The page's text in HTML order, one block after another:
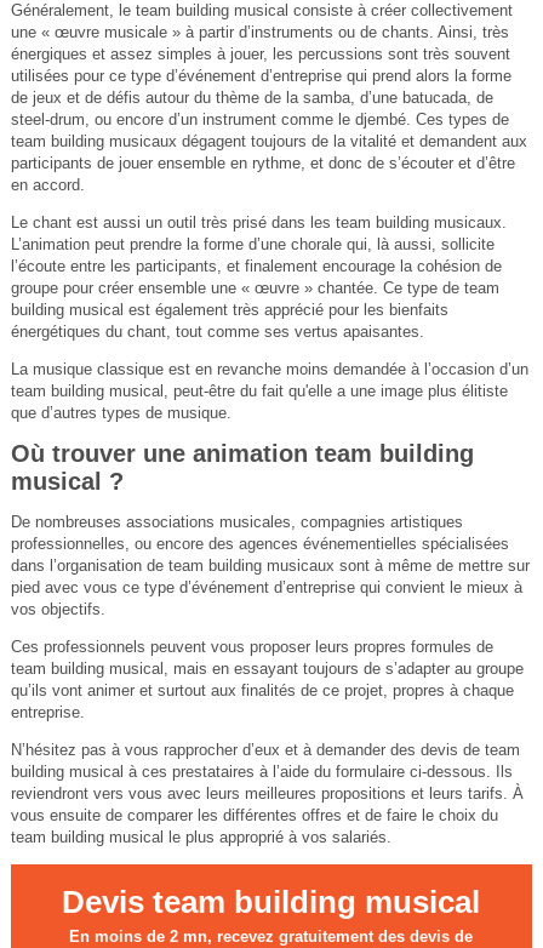
Généralement, le team building musical consiste à créer collectivement
une « œuvre musicale » à partir d’instruments ou de chants. Ainsi, très
énergiques et assez simples à jouer, les percussions sont très souvent
utilisées pour ce type d’événement d’entreprise qui prend alors la forme
de jeux et de défis autour du thème de la samba, d’une batucada, de
steel-drum, ou encore d’un instrument comme le djembé. Ces types de
team building musicaux dégagent toujours de la vitalité et demandent aux
participants de jouer ensemble en rythme, et donc de s’écouter et d’être
en accord.
Le chant est aussi un outil très prisé dans les team building musicaux.
L’animation peut prendre la forme d’une chorale qui, là aussi, sollicite
l’écoute entre les participants, et finalement encourage la cohésion de
groupe pour créer ensemble une « œuvre » chantée. Ce type de team
building musical est également très apprécié pour les bienfaits
énergétiques du chant, tout comme ses vertus apaisantes.
La musique classique est en revanche moins demandée à l’occasion d’un
team building musical, peut-être du fait qu'elle a une image plus élitiste
que d’autres types de musique.
Où trouver une animation team building
musical ?
De nombreuses associations musicales, compagnies artistiques
professionnelles, ou encore des agences événementielles spécialisées
dans l’organisation de team building musicaux sont à même de mettre sur
pied avec vous ce type d’événement d’entreprise qui convient le mieux à
vos objectifs.
Ces professionnels peuvent vous proposer leurs propres formules de
team building musical, mais en essayant toujours de s’adapter au groupe
qu’ils vont animer et surtout aux finalités de ce projet, propres à chaque
entreprise.
N’hésitez pas à vous rapprocher d’eux et à demander des devis de team
building musical à ces prestataires à l’aide du formulaire ci-dessous. Ils
reviendront vers vous avec leurs meilleures propositions et leurs tarifs. À
vous ensuite de comparer les différentes offres et de faire le choix du
team building musical le plus approprié à vos salariés.
Devis team building musical
En moins de 2 mn, recevez gratuitement des devis de